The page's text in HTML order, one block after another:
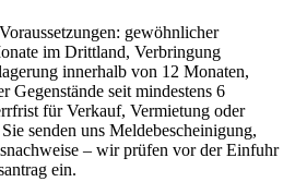
gewöhnlicher
im Drittland, Verbringung
innerhalb von 12 Monaten,
Gegenstände seit mindestens 6
für Verkauf, Vermietung oder
senden uns Meldebescheinigung,
– wir prüfen vor der Einfuhr
ein.